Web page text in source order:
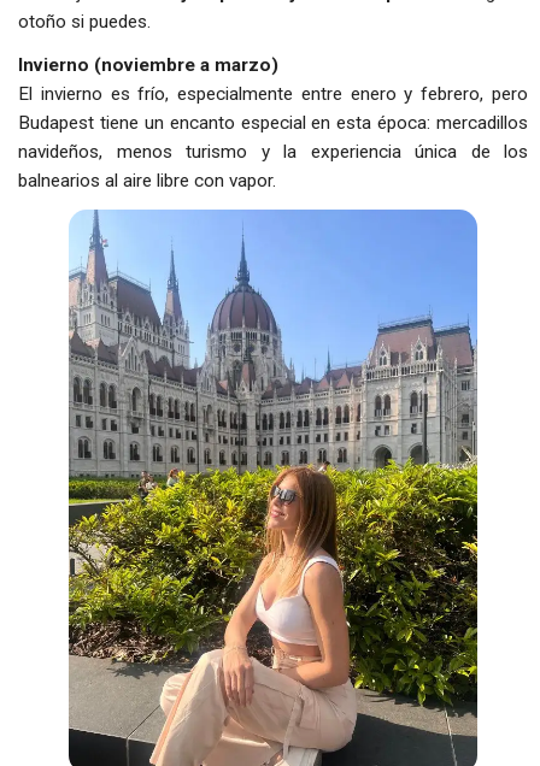
otoño si puedes.
Invierno (noviembre a marzo)
El invierno es frío, especialmente entre enero y febrero, pero
Budapest tiene un encanto especial en esta época: mercadillos
navideños, menos turismo y la experiencia única de los
balnearios al aire libre con vapor.